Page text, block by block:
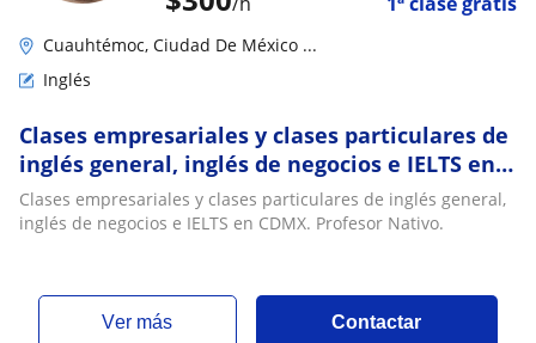
Cuauhtémoc, Ciudad De México ...
Inglés
Clases empresariales y clases particulares de
inglés general, inglés de negocios e IELTS en
CDMX. Profesor Nativo
Clases empresariales y clases particulares de inglés general,
inglés de negocios e IELTS en CDMX. Profesor Nativo.
ver más Contactar